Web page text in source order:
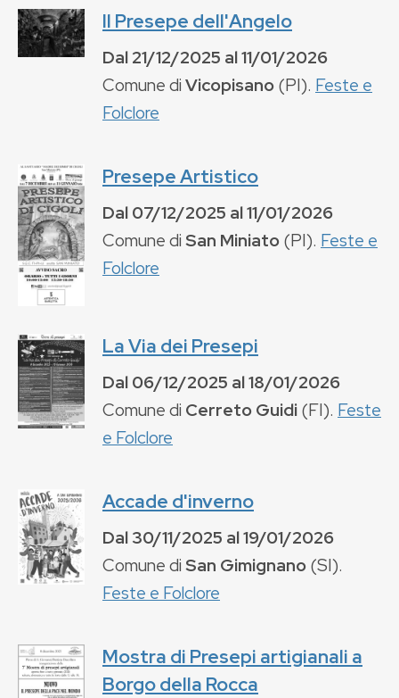
Il Presepe dell'Angelo
Dal21/12/2025 al11/01/2026
Comune diVicopisano(PI). Feste e
Folclore
Presepe Artistico
Dal07/12/2025 al11/01/2026
Comune diSan Miniato(PI). Feste e
Folclore
La Via dei Presepi
Dal06/12/2025 al18/01/2026
Comune di Cerreto Guidi(FI). Feste
e Folclore
Accade d'inverno
Dal30/11/2025 al19/01/2026
Comune diSan Gimignano(SI).
Feste e Folclore
Mostra di Presepi artigianali a
Borgo della Rocca